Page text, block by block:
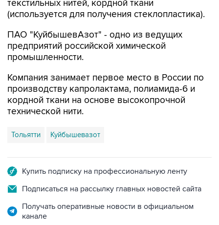
ПАО "КуйбышевАзот" - одно из ведущих
промышленности.
Компания занимает первое место в России по
кордной ткани на основе высокопрочной
технической нити.
Тольятти Куйбышевазот
Подписаться на рассылку главных новостей сайта
Получать оперативные новости в официальном